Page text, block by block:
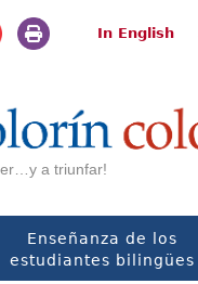
In English
a triunfar!
Enseñanza de los
estudiantes bilingües